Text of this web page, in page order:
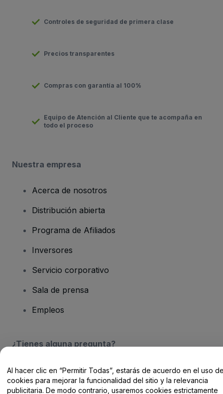
Controles de seguridad de primera clase
Precios transparentes
Compras con garantía al 100%
Equipo de Atención al Cliente que te acompaña en
todo el proceso
Nuestra empresa
Acerca de nosotros
Distribución abierta
Programa de Afiliados
Inversores
Servicio corporativo
Sala de prensa
Empleos
¿Tienes alguna pregunta?
Centro de Ayuda / Contacto
Al hacer clic en “Permitir Todas”, estarás de acuerdo en el uso
cookies para mejorar la funcionalidad del sitio y la relevancia
publicitaria. De modo contrario, usaremos cookies estrictamente